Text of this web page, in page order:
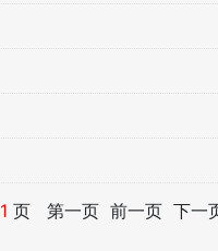
1 页 第一页 前一页 下一